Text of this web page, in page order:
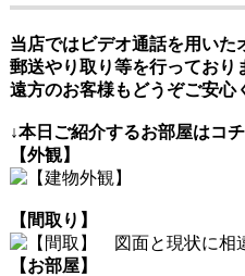
当店ではビデオ通話を用い
郵送やり取り等を行っており
遠方のお客様もどうぞご安心
↓本日ご紹介するお部屋はコ
【外観】
【間取り】
【お部屋】